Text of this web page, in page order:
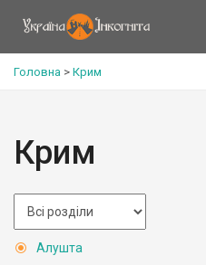
Головна > Крим
Крим
Алушта